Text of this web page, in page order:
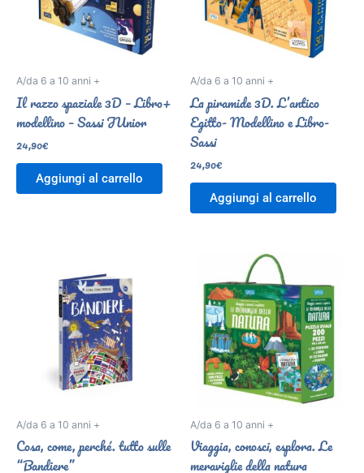
A/da 6 a 10 anni +
Il razzo spaziale 3D – Libro+
modellino – Sassi JUnior
24,90€
Aggiungi al carrello
A/da 6 a 10 anni +
La piramide 3D. L’antico
Egitto- Modellino e Libro-
Sassi
24,90€
Aggiungi al carrello
A/da 6 a 10 anni +
Cosa, come, perché. tutto sulle
“Bandiere”
A/da 6 a 10 anni +
Viaggia, conosci, esplora. Le
meraviglie della natura